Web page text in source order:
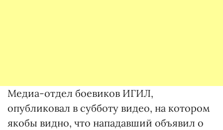
Медиа-отдел боевиков ИГИЛ,
опубликовал в субботу видео, на котором
якобы видно, что нападавший объявил о